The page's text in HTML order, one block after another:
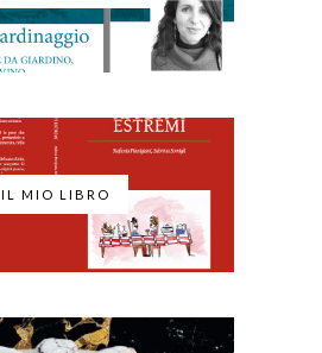
IL MIO LIBRO